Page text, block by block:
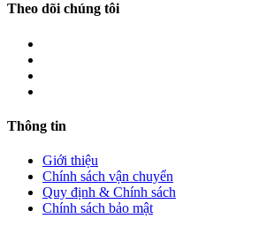
Theo dõi chúng tôi
Thông tin
Giới thiệu
Chính sách vận chuyển
Quy định & Chính sách
Chính sách bảo mật